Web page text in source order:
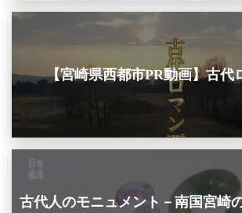
【宮崎県西都市PR動画】古代
古代人のモニュメント－南国宮崎